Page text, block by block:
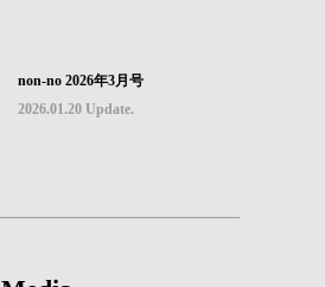
non-no 2026年3月号
2026.01.20 Update.